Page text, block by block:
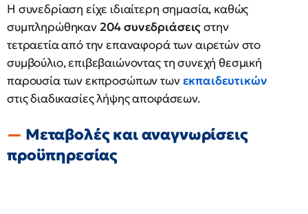
Η συνεδρίαση είχε ιδιαίτερη σημασία, καθώς
συμπληρώθηκαν 204 συνεδριάσειςστην
τετραετία από την επαναφορά των αιρετών στο
συμβούλιο, επιβεβαιώνοντας τη συνεχή θεσμική
παρουσία των εκπροσώπων τωνεκπαιδευτικών
στις διαδικασίες λήψης αποφάσεων.
Μεταβολές και αναγνωρίσεις
προϋπηρεσίας